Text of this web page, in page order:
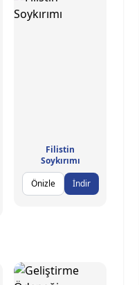
Filistin
Soykırımı
Önizle
İndir